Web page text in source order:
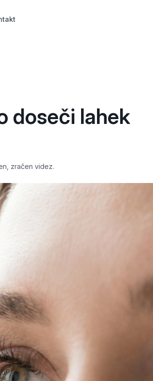
doseči lahek
zračen videz.